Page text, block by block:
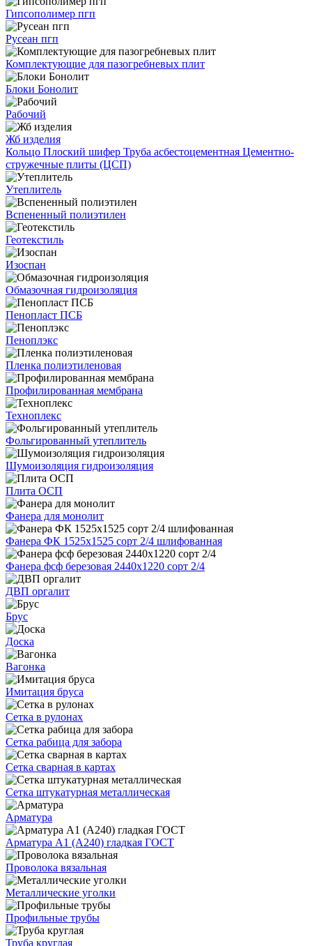
Гипсополимер пгп
Русеан пгп
Комплектующие для пазогребневых плит
Блоки Бонолит
Рабочий
Жб изделия
Кольцо Плоский шифер Труба асбестоцементная Цементно-
стружечные плиты (ЦСП)
Утеплитель
Вспененный полиэтилен
Геотекстиль
Изоспан
Обмазочная гидроизоляция
Пенопласт ПСБ
Пеноплэкс
Пленка полиэтиленовая
Профилированная мембрана
Техноплекс
Фольгированный утеплитель
Шумоизоляция гидроизоляция
Плита ОСП
Фанера для монолит
Фанера ФК 1525х1525 сорт 2/4 шлифованная
Фанера фсф березовая 2440х1220 сорт 2/4
ДВП оргалит
Брус
Доска
Вагонка
Имитация бруса
Сетка в рулонах
Сетка рабица для забора
Сетка сварная в картах
Сетка штукатурная металлическая
Арматура
Арматура А1 (А240) гладкая ГОСТ
Проволока вязальная
Металлические уголки
Профильные трубы
Труба круглая